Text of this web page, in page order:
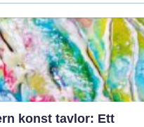
konst tavlor: Ett